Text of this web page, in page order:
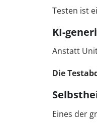
Testen ist
KI-
Anstatt
Die
Eines der